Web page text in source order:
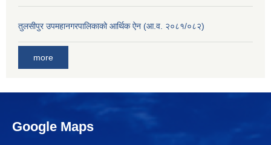
तुलसीपुर उपमहानगरपालिकाको आर्थिक ऐन (आ.व. २०८१/०८२)
more
Google Maps